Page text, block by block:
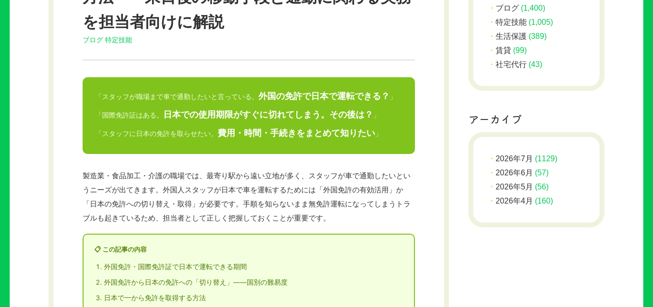
を担当者向けに解説
ブログ 特定技能
「スタッフが職場まで車で通勤したいと言っている。 外国の免許で日本で運転できる？ 」
「国際免許証はある。 日本での使用期限がすぐに切れてしまう。その後は？ 」
「スタッフに日本の免許を取らせたい。 費用・時間・手続きをまとめて知りたい 」
製造業・食品加工・介護の職場では、最寄り駅から遠い立地が多く、スタッフが車で通勤したいとい
うニーズが出てきます。外国人スタッフが日本で車を運転するためには「外国免許の有効活用」か
「日本の免許への切り替え・取得」が必要です。手順を知らないまま無免許運転になってしまうトラ
ブルも起きているため、担当者として正しく把握しておくことが重要です。
📋 この記事の内容
外国免許・国際免許証で日本で運転できる期間
外国免許から日本の免許への「切り替え」——国別の難易度
日本で一から免許を取得する方法
ブログ (1,400)
特定技能 (1,005)
生活保護 (389)
賃貸 (99)
社宅代行 (43)
アーカイブ
2026年7月 (1129)
2026年6月 (57)
2026年5月 (56)
2026年4月 (160)